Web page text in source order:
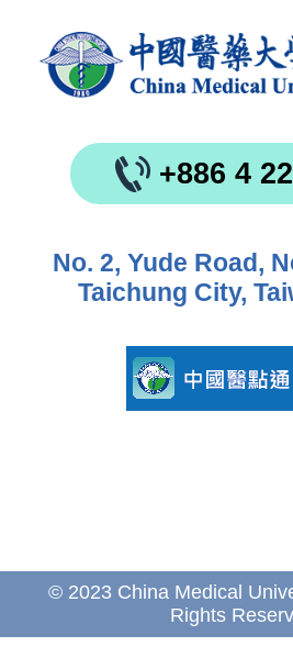
+886 4
No. 2, Yude Road,
Taichung City,
© 2023 China Medical
Rights